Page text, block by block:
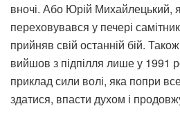
вночі. Або Юрій Михайлецький,
переховувався у печері
прийняв свій останній бій.
вийшов з підпілля лише у 1991
приклад сили волі, яка попри
здатися, впасти духом і